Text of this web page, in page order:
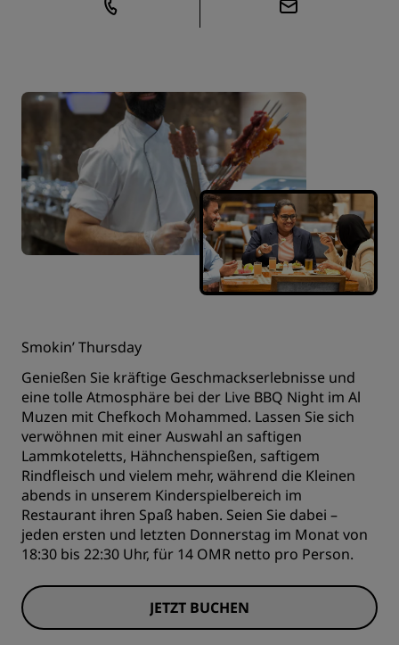
Smokin’ Thursday
Genießen Sie kräftige Geschmackserlebnisse und
eine tolle Atmosphäre bei der Live BBQ Night im Al
Muzen mit Chefkoch Mohammed. Lassen Sie sich
verwöhnen mit einer Auswahl an saftigen
Lammkoteletts, Hähnchenspießen, saftigem
Rindfleisch und vielem mehr, während die Kleinen
abends in unserem Kinderspielbereich im
Restaurant ihren Spaß haben. Seien Sie dabei –
jeden ersten und letzten Donnerstag im Monat von
18:30 bis 22:30 Uhr, für 14 OMR netto pro Person.
JETZT BUCHEN